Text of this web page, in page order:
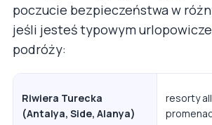
poczucie bezpieczeństwa w
jeśli jesteś typowym
podróży:
Riwiera Turecka
(Antalya, Side, Alanya)
resorty